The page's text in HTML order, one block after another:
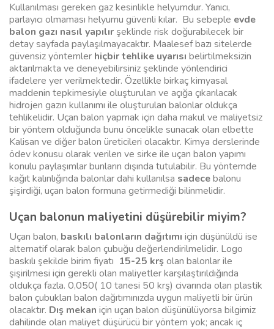
Kullanılması gereken gaz kesinlikle helyumdur. Yanıcı,
parlayıcı olmaması helyumu güvenli kılar. Bu sebeple evde
balon gazı nasıl yapılır şeklinde risk doğurabilecek bir
detay sayfada paylaşılmayacaktır. Maalesef bazı sitelerde
güvensiz yöntemler hiçbir tehlike uyarısı belirtilmeksizin
aktarılmakta ve deneyebilirsiniz şeklinde yönlendirici
ifadelere yer verilmektedir. Özellikle birkaç kimyasal
maddenin tepkimesiyle oluşturulan ve açığa çıkarılacak
hidrojen gazın kullanımı ile oluşturulan balonlar oldukça
tehlikelidir. Uçan balon yapmak için daha makul ve maliyetsiz
bir yöntem olduğunda bunu öncelikle sunacak olan elbette
Kalisan ve diğer balon üreticileri olacaktır. Kimya derslerinde
ödev konusu olarak verilen ve sirke ile uçan balon yapımı
konulu paylaşımlar bunların dışında tutulabilir. Bu yöntemde
kağıt kalınlığında balonlar dahi kullanılsa sadecebalonu
şişirdiği, uçan balon formuna getirmediği bilinmelidir.
Uçan balonun maliyetini düşürebilir miyim?
Uçan balon, baskılı balonların dağıtımı için düşünüldü ise
alternatif olarak balon çubuğu değerlendirilmelidir. Logo
baskılı şekilde birim fiyatı 15-25 krşolan balonlar ile
şişirilmesi için gerekli olan maliyetler karşılaştırıldığında
oldukça fazla. 0,050( 10 tanesi 50 krş) civarında olan plastik
balon çubukları balon dağıtımınızda uygun maliyetli bir ürün
olacaktır. Dış mekan için uçan balon düşünülüyorsa bilgimiz
dahilinde olan maliyet düşürücü bir yöntem yok; ancak iç